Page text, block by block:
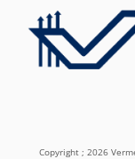
Copyright ; 2026